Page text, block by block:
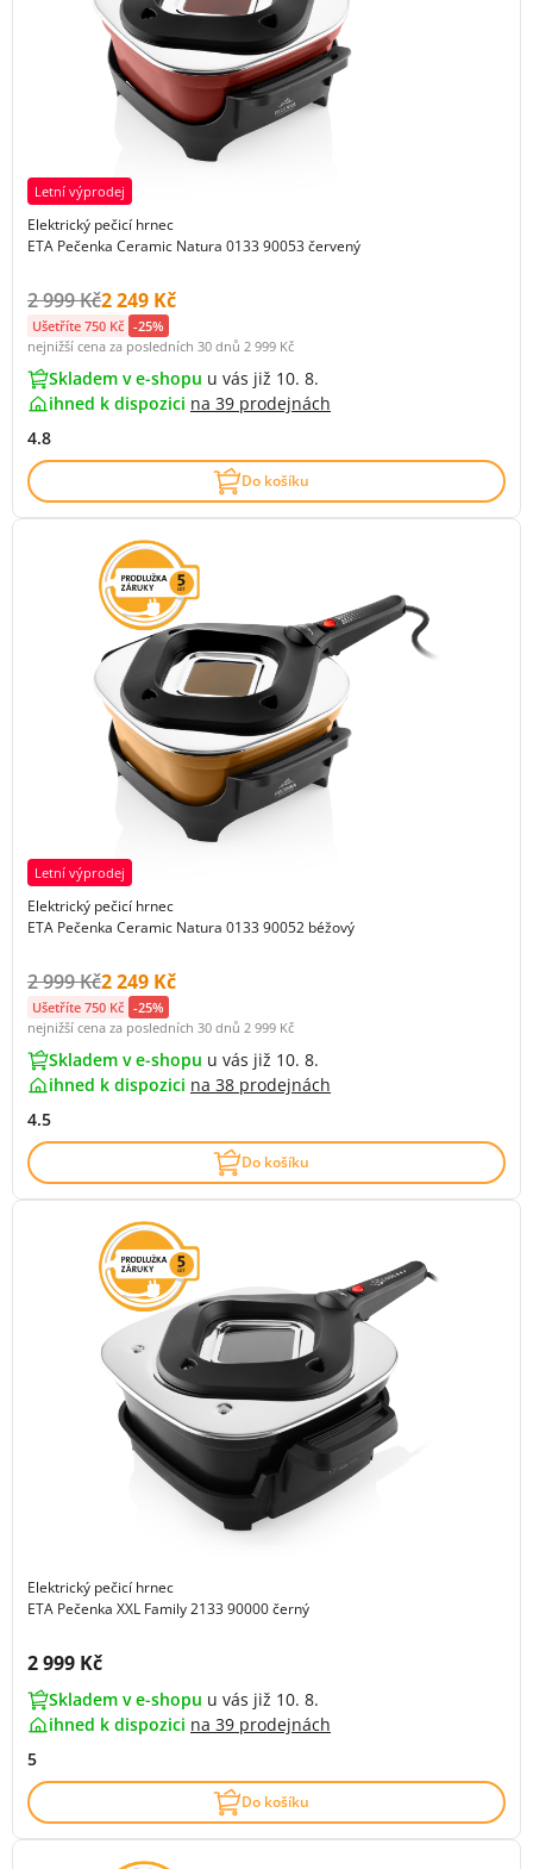
Letní výprodej
Elektrický pečicí hrnec
ETA Pečenka Ceramic Natura 0133 90053 červený
Původní cena s DPH:
2 999 KčCena s DPH:
2 249 Kč
Ušetříte 750 Kč -25%
nejnižší cena za posledních 30 dnů 2 999 Kč
Skladem v e-shopu u vás již 10. 8.
ihned k dispozici na 39 prodejnách
4.8
Do košíku
Letní výprodej
Elektrický pečicí hrnec
ETA Pečenka Ceramic Natura 0133 90052 béžový
Původní cena s DPH:
2 999 KčCena s DPH:
2 249 Kč
Ušetříte 750 Kč -25%
nejnižší cena za posledních 30 dnů 2 999 Kč
Skladem v e-shopu u vás již 10. 8.
ihned k dispozici na 38 prodejnách
4.5
Do košíku
Elektrický pečicí hrnec
ETA Pečenka XXL Family 2133 90000 černý
Cena s DPH:
2 999 Kč
Skladem v e-shopu u vás již 10. 8.
ihned k dispozici na 39 prodejnách
5
Do košíku